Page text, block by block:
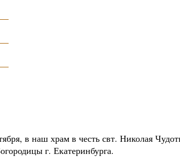
в наш храм в честь свт. Николая
г. Екатеринбурга.